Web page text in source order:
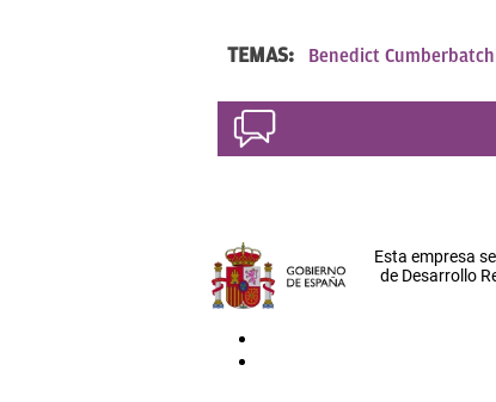
TEMAS: Benedict Cumberbatch
Esta empresa
de Desarrollo